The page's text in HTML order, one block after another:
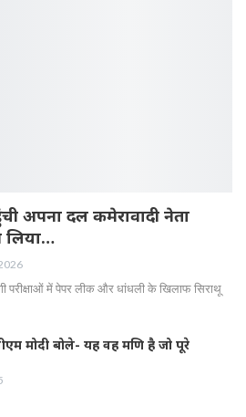
अपना दल कमेरावादी नेता
लिया…
परीक्षाओं में पेपर लीक और धांधली के खिलाफ सिराथू
मोदी बोले- यह वह मणि है जो पूरे